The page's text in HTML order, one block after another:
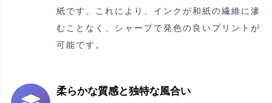
紙です。これにより、インクが和紙の繊維に滲
むことなく、シャープで発色の良いプリントが
可能です。
柔らかな質感と独特な風合い